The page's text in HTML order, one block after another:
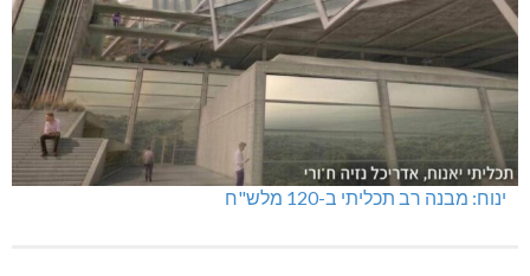
ינוח: מבנה רב תכליתי ב-120 מלש"ח